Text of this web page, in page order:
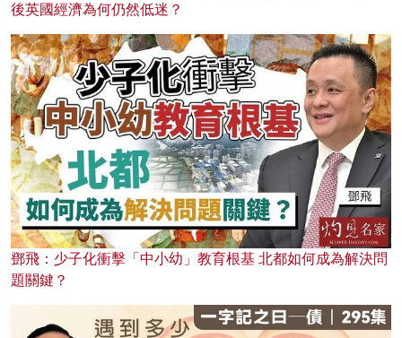
後英國經濟為何仍然低迷？
鄧飛：少子化衝擊「中小幼」教育根基 北都如何成為解決問
題關鍵？